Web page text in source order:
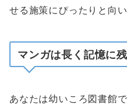
せる施策にぴったりと向
マンガは長く記憶に
あなたは幼いころ図書館